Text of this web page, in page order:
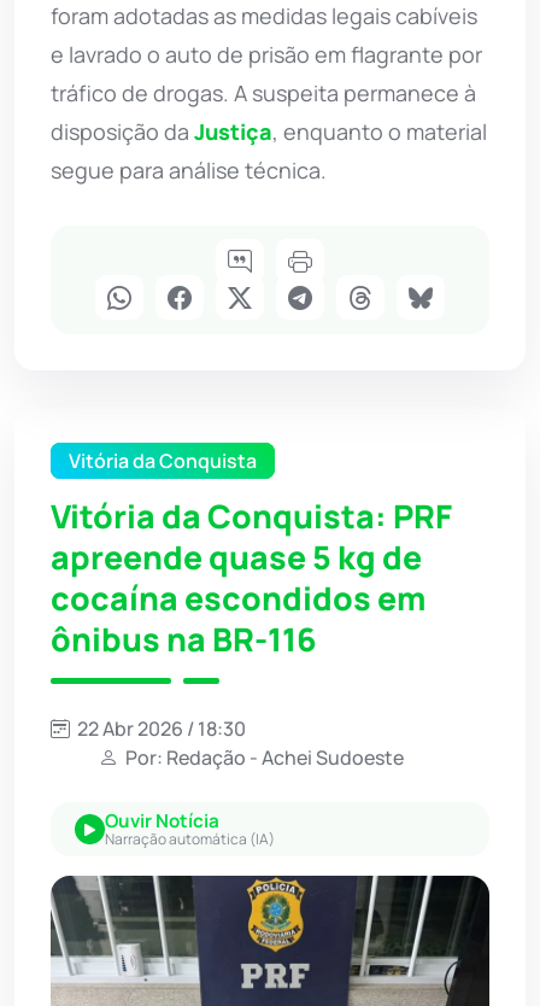
foram adotadas as medidas legais cabíveis
e lavrado o auto de prisão em flagrante por
tráfico de drogas. A suspeita permanece à
disposição da Justiça, enquanto o material
segue para análise técnica.
Vitória da Conquista
Vitória da Conquista: PRF
apreende quase 5 kg de
cocaína escondidos em
ônibus na BR-116
22 Abr 2026 / 18:30
Por: Redação - Achei Sudoeste
Ouvir Notícia
Narração automática (IA)